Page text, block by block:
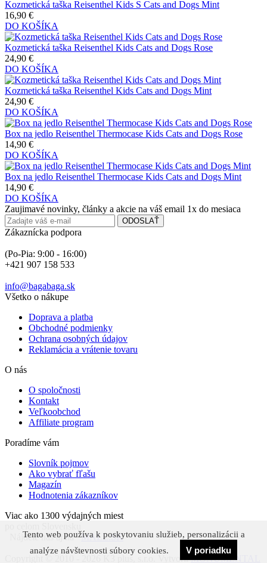
Kozmetická taška Reisenthel Kids S Cats and Dogs Mint
16,90 €
DO KOŠÍKA
Kozmetická taška Reisenthel Kids Cats and Dogs Rose
24,90 €
DO KOŠÍKA
Kozmetická taška Reisenthel Kids Cats and Dogs Mint
24,90 €
DO KOŠÍKA
Box na jedlo Reisenthel Thermocase Kids Cats and Dogs Rose
14,90 €
DO KOŠÍKA
Box na jedlo Reisenthel Thermocase Kids Cats and Dogs Mint
14,90 €
DO KOŠÍKA
Zaujimavé novinky, články a akcie na váš email 1x do mesiaca
ODOSLAŤ
Zákaznícka podpora
(Po-Pia: 9:00 - 16:00)
+421 907 158 533
info@bagabaga.sk
Všetko o nákupe
Doprava a platba
Obchodné podmienky
Ochrana osobných údajov
Reklamácia a vrátenie tovaru
O nás
O spoločnosti
Kontakt
Veľkoobchod
Affiliate program
Poradíme vám
Slovník pojmov
Ako vybrať fľašu
Magazín
Hodnotenia zákazníkov
Viac ako 1300 výdajných miest
Nájdete nás aj naMALL.SK
Copyright © 2010 - 2026 K3 plus, s.r.o. VytvorilMONUMENTAL
Tento web používa k poskytovaniu služieb, personalizácii a
analýze návštevnosti súbory cookies.
V poriadku